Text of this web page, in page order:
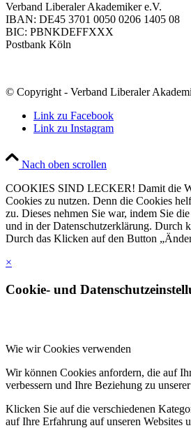
Verband Liberaler Akademiker e.V.
IBAN: DE45 3701 0050 0206 1405 08
BIC: PBNKDEFFXXX
Postbank Köln
© Copyright - Verband Liberaler
Link zu Facebook
Link zu Instagram
Nach oben scrollen
COOKIES SIND LECKER! Damit die
Cookies zu nutzen. Denn die Cookies
zu. Dieses nehmen Sie war, indem Sie
und in der Datenschutzerklärung. Durch
Durch das Klicken auf den Button
×
Cookie- und
Wie wir Cookies verwenden
Wir können Cookies anfordern, die auf
verbessern und Ihre Beziehung zu
Klicken Sie auf die verschiedenen
auf Ihre Erfahrung auf unseren Websites